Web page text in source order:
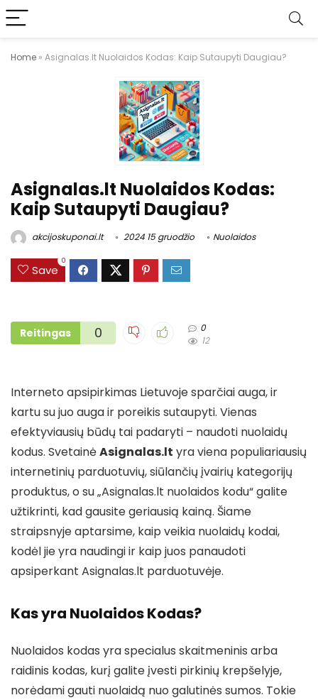
Home » Asignalas.lt Nuolaidos Kodas: Kaip Sutaupyti Daugiau?
Asignalas.lt Nuolaidos Kodas:
Kaip Sutaupyti Daugiau?
akcijoskuponai.lt 2024 15 gruodžio Nuolaidos
Save
0
Reitingas 0
0
12
Interneto apsipirkimas Lietuvoje sparčiai auga, ir
kartu su juo auga ir poreikis sutaupyti. Vienas
efektyviausių būdų tai padaryti – naudoti nuolaidų
kodus. SvetainėAsignalas.lt yra viena populiariausių
internetinių parduotuvių, siūlančių įvairių kategorijų
produktus, o su „Asignalas.lt nuolaidos kodu“ galite
užtikrinti, kad gausite geriausią kainą. Šiame
straipsnyje aptarsime, kaip veikia nuolaidų kodai,
kodėl jie yra naudingi ir kaip juos panaudoti
apsiperkant Asignalas.lt parduotuvėje.
Kas yra Nuolaidos Kodas?
Nuolaidos kodas yra specialus skaitmeninis arba
raidinis kodas, kurį galite įvesti pirkinių krepšelyje,
norėdami gauti nuolaidą nuo galutinės sumos. Tokie